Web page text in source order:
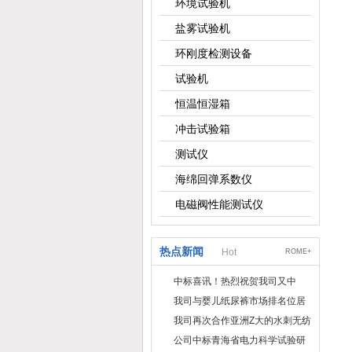
环境试验机
盐雾试验机
环刚度检测设备
试验机
恒温恒湿箱
冲击试验箱
测试仪
海绵回弹系数仪
电磁阀性能测试仪
热点新闻 Hot ROME+
中标喜讯！热烈祝贺我司又中
标！
我司与婴儿纸尿裤市场排名位居
名的全日美实业合作成功！
我司再次合作亚洲Z大的水刺无纺
布供应商-南六企业！
公司中标青海省电力科学试验研